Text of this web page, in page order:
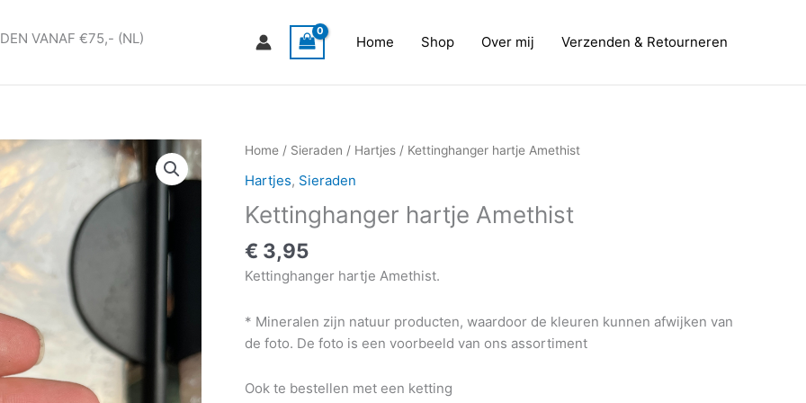
VANAF €75,- (NL) Home Shop Over mij Verzenden & Retourneren
Home / Sieraden / Hartjes / Kettinghanger hartje Amethist
Hartjes, Sieraden
Kettinghanger hartje Amethist
€ 3,95
Kettinghanger hartje Amethist.
* Mineralen zijn natuur producten, waardoor de kleuren kunnen afwijken van
de foto. De foto is een voorbeeld van ons assortiment
Ook te bestellen met een ketting
Kettinghanger
hartje
Amethist
aantal